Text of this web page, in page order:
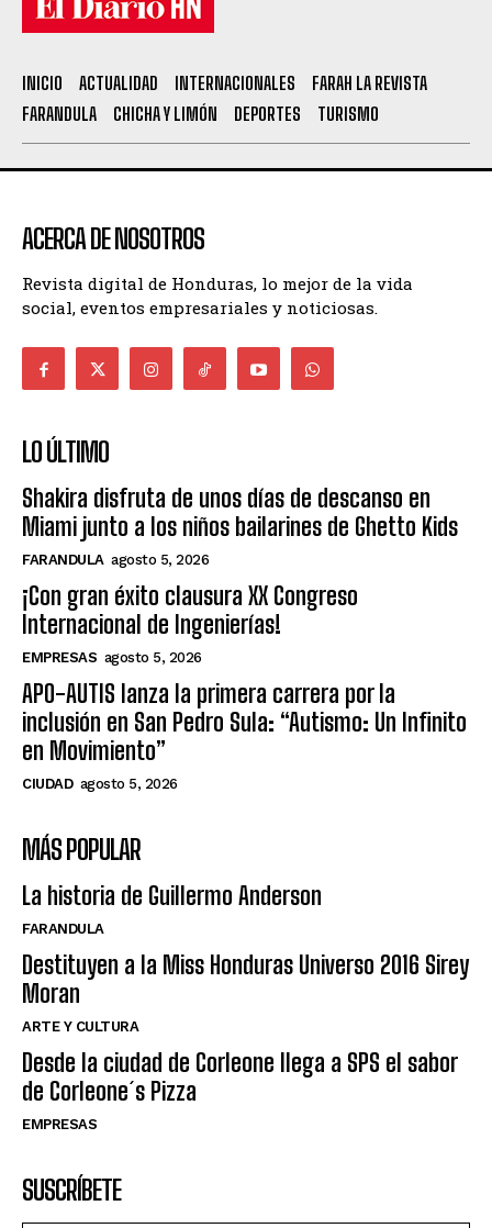
INICIO ACTUALIDAD INTERNACIONALES
FARAH LA REVISTA
FARANDULA
CHICHA Y LIMÓN DEPORTES TURISMO
ACERCA DE NOSOTROS
Revista digital de Honduras, lo mejor de la vida
social, eventos empresariales y noticiosas.
LO ÚLTIMO
Shakira disfruta de unos días de descanso en
Miami junto a los niños bailarines de Ghetto Kids
FARANDULA agosto 5, 2026
¡Con gran éxito clausura XX Congreso
Internacional de Ingenierías!
EMPRESAS agosto 5, 2026
APO-AUTIS lanza la primera carrera por la
inclusión en San Pedro Sula: “Autismo: Un Infinito
en Movimiento”
CIUDAD agosto 5, 2026
MÁS POPULAR
La historia de Guillermo Anderson
FARANDULA
Destituyen a la Miss Honduras Universo 2016 Sirey
Moran
ARTE Y CULTURA
Desde la ciudad de Corleone llega a SPS el sabor
de Corleone´s Pizza
EMPRESAS
SUSCRÍBETE